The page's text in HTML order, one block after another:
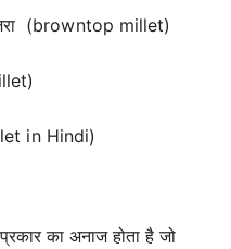
(browntop millet)
in Hindi)
का अनाज होता है जो